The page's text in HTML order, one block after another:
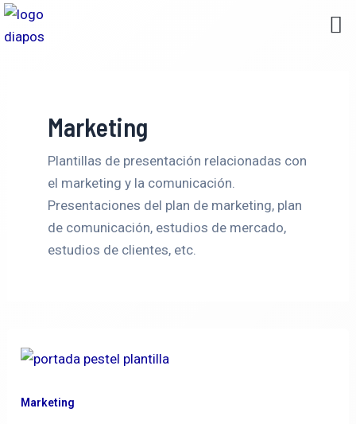
Ir
al
Marketing
Plantillas de presentación relacionadas con
el marketing y la comunicación.
Presentaciones del plan de marketing, plan
de comunicación, estudios de mercado,
estudios de clientes, etc.
Marketing